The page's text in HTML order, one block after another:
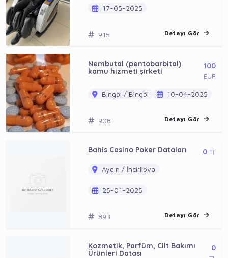
17-05-2025
915 Detayı Gör
Nembutal (pentobarbital)
kamu hizmeti şirketi
100
EUR
Bingöl / Bingöl 10-04-2025
908 Detayı Gör
Bahis Casino Poker Dataları 0 TL
Aydın / İncirliova
25-01-2025
893 Detayı Gör
Kozmetik, Parfüm, Cilt Bakımı
Ürünleri Datası
0